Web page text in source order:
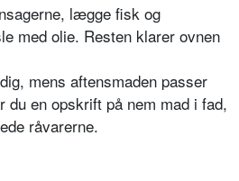
lægge fisk og
med olie. Resten klarer ovnen
mens aftensmaden passer
du en opskrift på nem mad i fad,
råvarerne.